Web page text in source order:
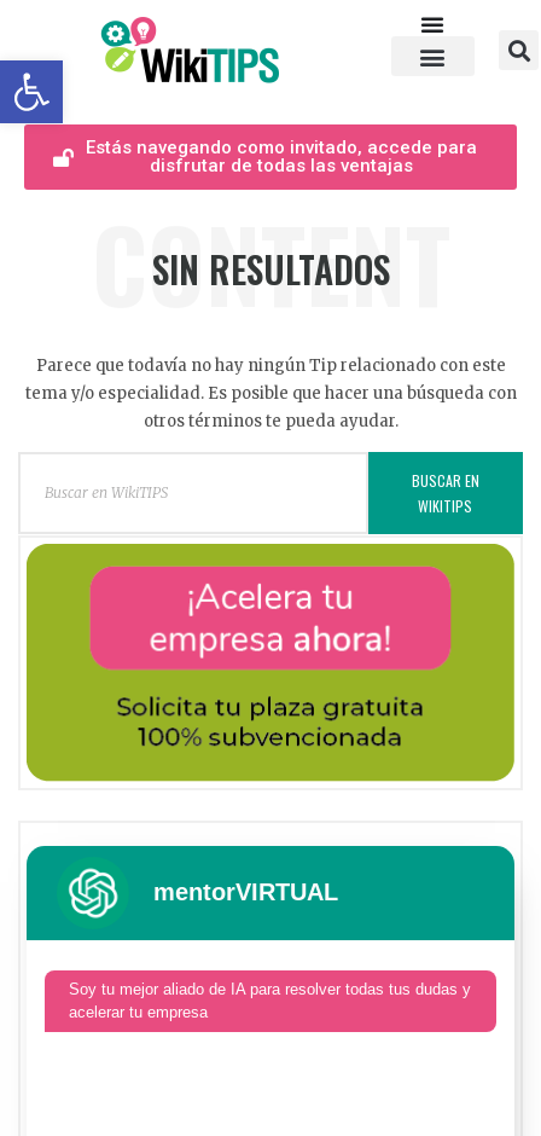
Abrir barra de herramientas
Estás navegando como invitado, accede para
disfrutar de todas las ventajas
CONTENT
SIN RESULTADOS
Parece que todavía no hay ningún Tip relacionado con este
tema y/o especialidad. Es posible que hacer una búsqueda con
otros términos te pueda ayudar.
BUSCAR EN
WIKITIPS
mentorVIRTUAL
Soy tu mejor aliado de IA para resolver todas tus dudas y
acelerar tu empresa